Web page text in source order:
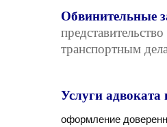
Обвинительные
транспортным
Услуги адвоката
оформление